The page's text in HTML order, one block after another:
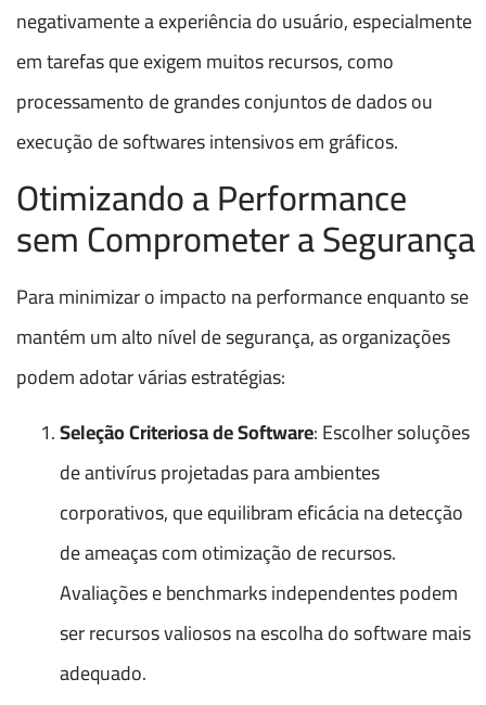
negativamente a experiência do usuário, especialmente
em tarefas que exigem muitos recursos, como
processamento de grandes conjuntos de dados ou
execução de softwares intensivos em gráficos.
Otimizando a Performance
sem Comprometer a Segurança
Para minimizar o impacto na performance enquanto se
mantém um alto nível de segurança, as organizações
podem adotar várias estratégias:
Seleção Criteriosa de Software: Escolher soluções
de antivírus projetadas para ambientes
corporativos, que equilibram eficácia na detecção
de ameaças com otimização de recursos.
Avaliações e benchmarks independentes podem
ser recursos valiosos na escolha do software mais
adequado.